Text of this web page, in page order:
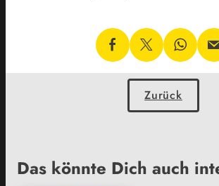
Zurück
Das könnte Dich auch